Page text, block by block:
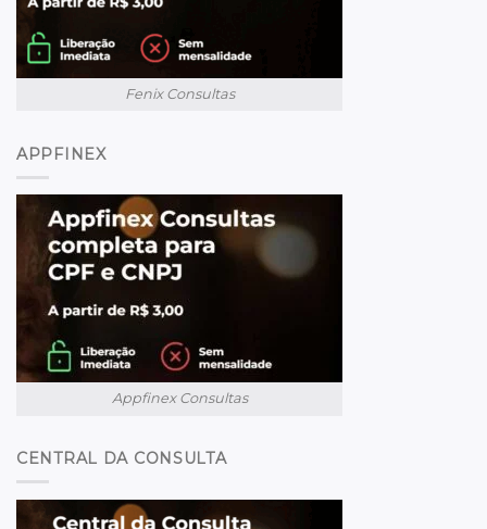
Fenix Consultas
APPFINEX
Appfinex Consultas
CENTRAL DA CONSULTA